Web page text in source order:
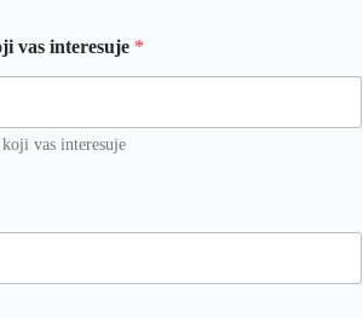
vas interesuje *
vas interesuje